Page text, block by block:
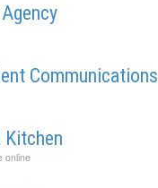
Communications
Kitchen
online